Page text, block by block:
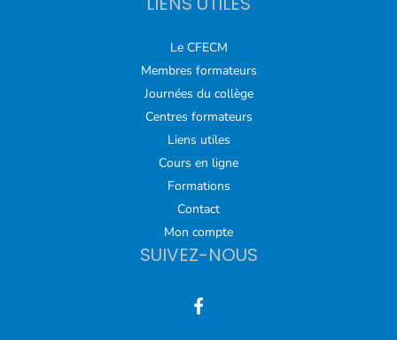
Le CFECM
Membres formateurs
Journées du collège
Centres formateurs
Liens utiles
Cours en ligne
Formations
Contact
Mon compte
SUIVEZ-NOUS